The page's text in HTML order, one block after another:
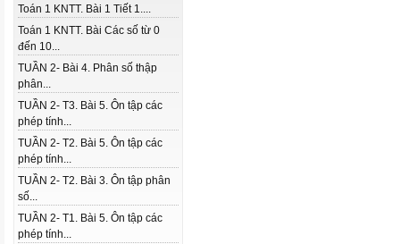
Toán 1 KNTT. Bài 1 Tiết 1....
Toán 1 KNTT. Bài Các số từ 0
đến 10...
TUẦN 2- Bài 4. Phân số thập
phân...
TUẦN 2- T3. Bài 5. Ôn tập các
phép tính...
TUẦN 2- T2. Bài 5. Ôn tập các
phép tính...
TUẦN 2- T2. Bài 3. Ôn tập phân
số...
TUẦN 2- T1. Bài 5. Ôn tập các
phép tính...